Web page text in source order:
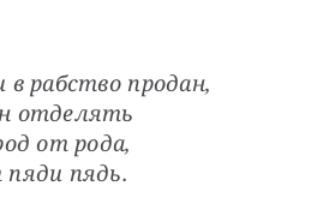
рабство продан,
отделять
от рода,
пядь.